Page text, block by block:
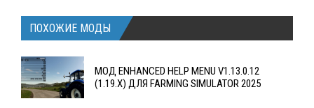
ПОХОЖИЕ МОДЫ
МОД ENHANCED HELP MENU V1.13.0.12
(1.19.X) ДЛЯ FARMING SIMULATOR 2025